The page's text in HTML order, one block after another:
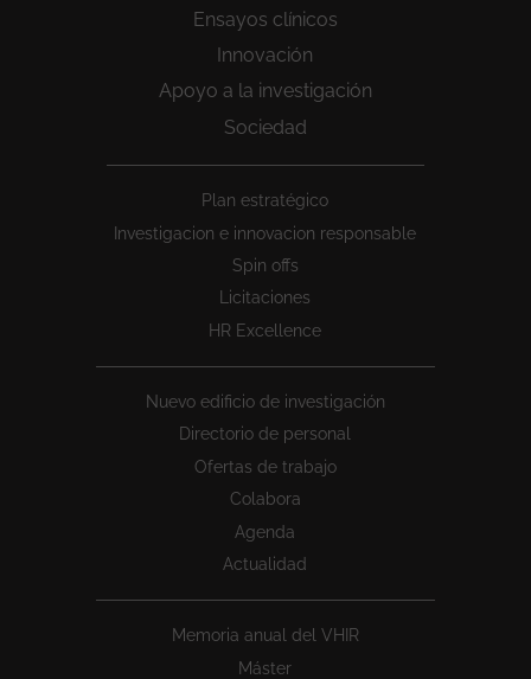
Ensayos clínicos
Innovación
Apoyo a la investigación
Sociedad
Plan estratégico
Investigacion e innovacion responsable
Spin offs
Licitaciones
HR Excellence
Nuevo edificio de investigación
Directorio de personal
Ofertas de trabajo
Colabora
Agenda
Actualidad
Memoria anual del VHIR
Máster